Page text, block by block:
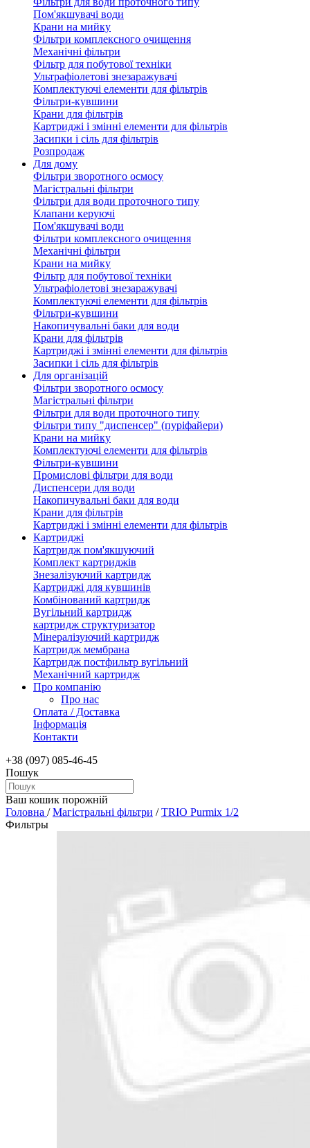
Пом'якшувачі води
Крани на мийку
Фільтри комплексного очищення
Механічні фільтри
Фільтр для побутової техніки
Ультрафіолетові знезаражувачі
Комплектуючі елементи для фільтрів
Фільтри-кувшини
Крани для фільтрів
Картриджі і змінні елементи для фільтрів
Засипки і сіль для фільтрів
Розпродаж
Для дому
Фільтри зворотного осмосу
Магістральні фільтри
Фільтри для води проточного типу
Клапани керуючі
Пом'якшувачі води
Фільтри комплексного очищення
Механічні фільтри
Крани на мийку
Фільтр для побутової техніки
Ультрафіолетові знезаражувачі
Комплектуючі елементи для фільтрів
Фільтри-кувшини
Накопичувальні баки для води
Крани для фільтрів
Картриджі і змінні елементи для фільтрів
Засипки і сіль для фільтрів
Для організацій
Фільтри зворотного осмосу
Магістральні фільтри
Фільтри для води проточного типу
Фільтри типу "диспенсер" (пуріфайери)
Крани на мийку
Комплектуючі елементи для фільтрів
Фільтри-кувшини
Промислові фільтри для води
Диспенсери для води
Накопичувальні баки для води
Крани для фільтрів
Картриджі і змінні елементи для фільтрів
Картриджі
Картридж пом'якшуючий
Комплект картриджів
Знезалізуючий картридж
Картриджі для кувшинів
Комбінований картридж
Вугільний картридж
картридж структуризатор
Мінералізуючий картридж
Картридж мембрана
Картридж постфильтр вугільний
Механічний картридж
Про компанію
Про нас
Оплата / Доставка
Інформація
Контакти
+38 (097) 085-46-45
Пошук
Ваш кошик порожній
Головна /Магістральні фільтри /TRIO Purmix 1/2
Фильтры